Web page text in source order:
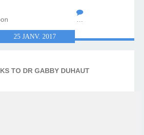
…
25JANV.2017
TO DR GABBY DUHAUT